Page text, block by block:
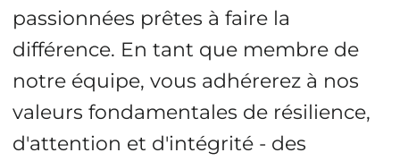
passionnées prêtes à faire la
différence. En tant que membre de
notre équipe, vous adhérerez à nos
valeurs fondamentales de résilience,
d'attention et d'intégrité - des